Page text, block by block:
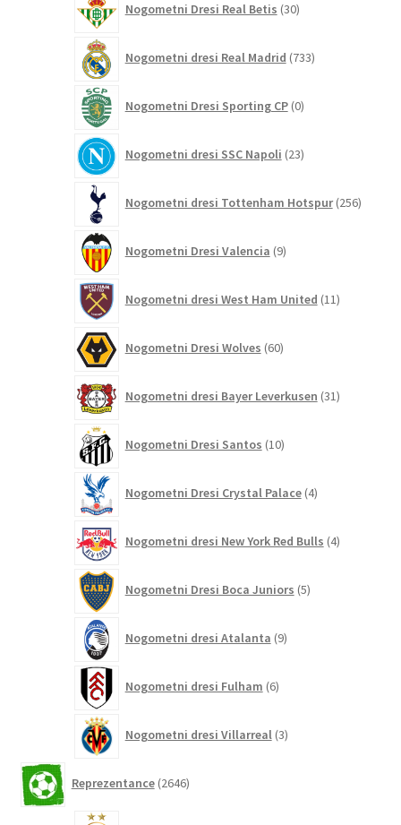
Nogometni Dresi Real Betis 30izdelkov
Nogometni dresi Real Madrid 733izdelkov
Nogometni Dresi Sporting CP 0izdelkov
Nogometni dresi SSC Napoli 23izdelkov
Nogometni dresi Tottenham Hotspur 256
Nogometni Dresi Valencia 9izdelkov
Nogometni dresi West Ham United 11izdelkov
Nogometni Dresi Wolves 60izdelkov
Nogometni dresi Bayer Leverkusen 31izdelkov
Nogometni Dresi Santos 10izdelkov
Nogometni Dresi Crystal Palace 4izdelki
Nogometni dresi New York Red Bulls 4izdelki
Nogometni Dresi Boca Juniors 5izdelkov
Nogometni dresi Atalanta 9izdelkov
Nogometni dresi Fulham 6izdelkov
Nogometni dresi Villarreal 3izdelki
Reprezentance 2646izdelkov